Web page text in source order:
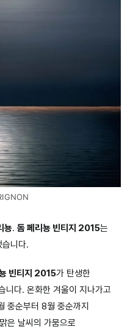
뇽. 돔 페리뇽 빈티지 2015는
니다.
빈티지 2015가 탄생한
니다. 온화한 겨울이 지나가고
중순부터 8월 중순까지
은 날씨의 가뭄으로